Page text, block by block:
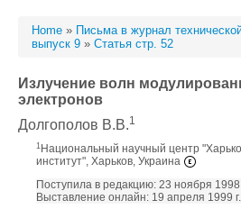
Home » Письма в журнал
выпуск 9 » Статья стр. 52
Излучение волн
электронов
Долгополов В.В.1
1 Национальный научный центр
институт", Харьков, Украина
Поступила в редакцию: 23 ноября 1998
Выставление онлайн: 19 апреля 1999 г.